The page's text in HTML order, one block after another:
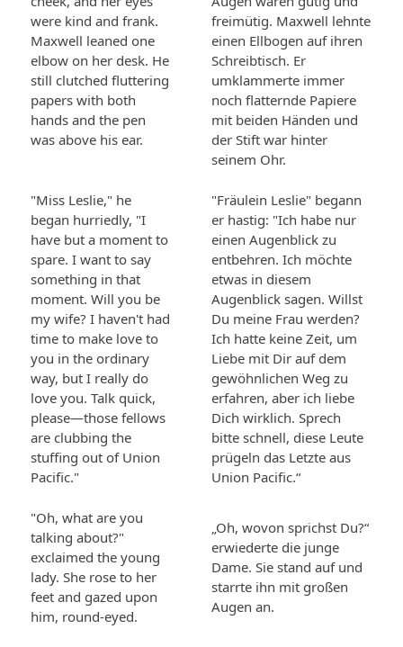
were kind and frank.
Maxwell leaned one
elbow on her desk. He
still clutched fluttering
papers with both
hands and the pen
was above his ear.
freimütig. Maxwell lehnte
einen Ellbogen auf ihren
Schreibtisch. Er
umklammerte immer
noch flatternde Papiere
mit beiden Händen und
der Stift war hinter
seinem Ohr.
"Miss Leslie," he
began hurriedly, "I
have but a moment to
spare. I want to say
something in that
moment. Will you be
my wife? I haven't had
time to make love to
you in the ordinary
way, but I really do
love you. Talk quick,
please—those fellows
are clubbing the
stuffing out of Union
Pacific."
"Fräulein Leslie" begann
er hastig: "Ich habe nur
einen Augenblick zu
entbehren. Ich möchte
etwas in diesem
Augenblick sagen. Willst
Du meine Frau werden?
Ich hatte keine Zeit, um
Liebe mit Dir auf dem
gewöhnlichen Weg zu
erfahren, aber ich liebe
Dich wirklich. Sprech
bitte schnell, diese Leute
prügeln das Letzte aus
Union Pacific.“
"Oh, what are you
talking about?"
exclaimed the young
lady. She rose to her
feet and gazed upon
him, round-eyed.
„Oh, wovon sprichst Du?“
erwiederte die junge
Dame. Sie stand auf und
starrte ihn mit großen
Augen an.